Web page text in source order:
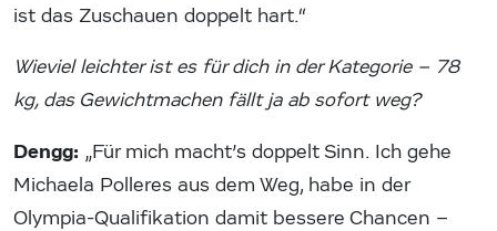
ist das Zuschauen doppelt hart.“
Wieviel leichter ist es für dich in der Kategorie – 78
kg, das Gewichtmachen fällt ja ab sofort weg?
Dengg: „Für mich macht’s doppelt Sinn. Ich gehe
Michaela Polleres aus dem Weg, habe in der
Olympia-Qualifikation damit bessere Chancen –